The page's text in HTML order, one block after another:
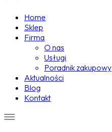
Home
Sklep
Firma
O nas
Usługi
Poradnik zakupowy
Aktualności
Blog
Kontakt